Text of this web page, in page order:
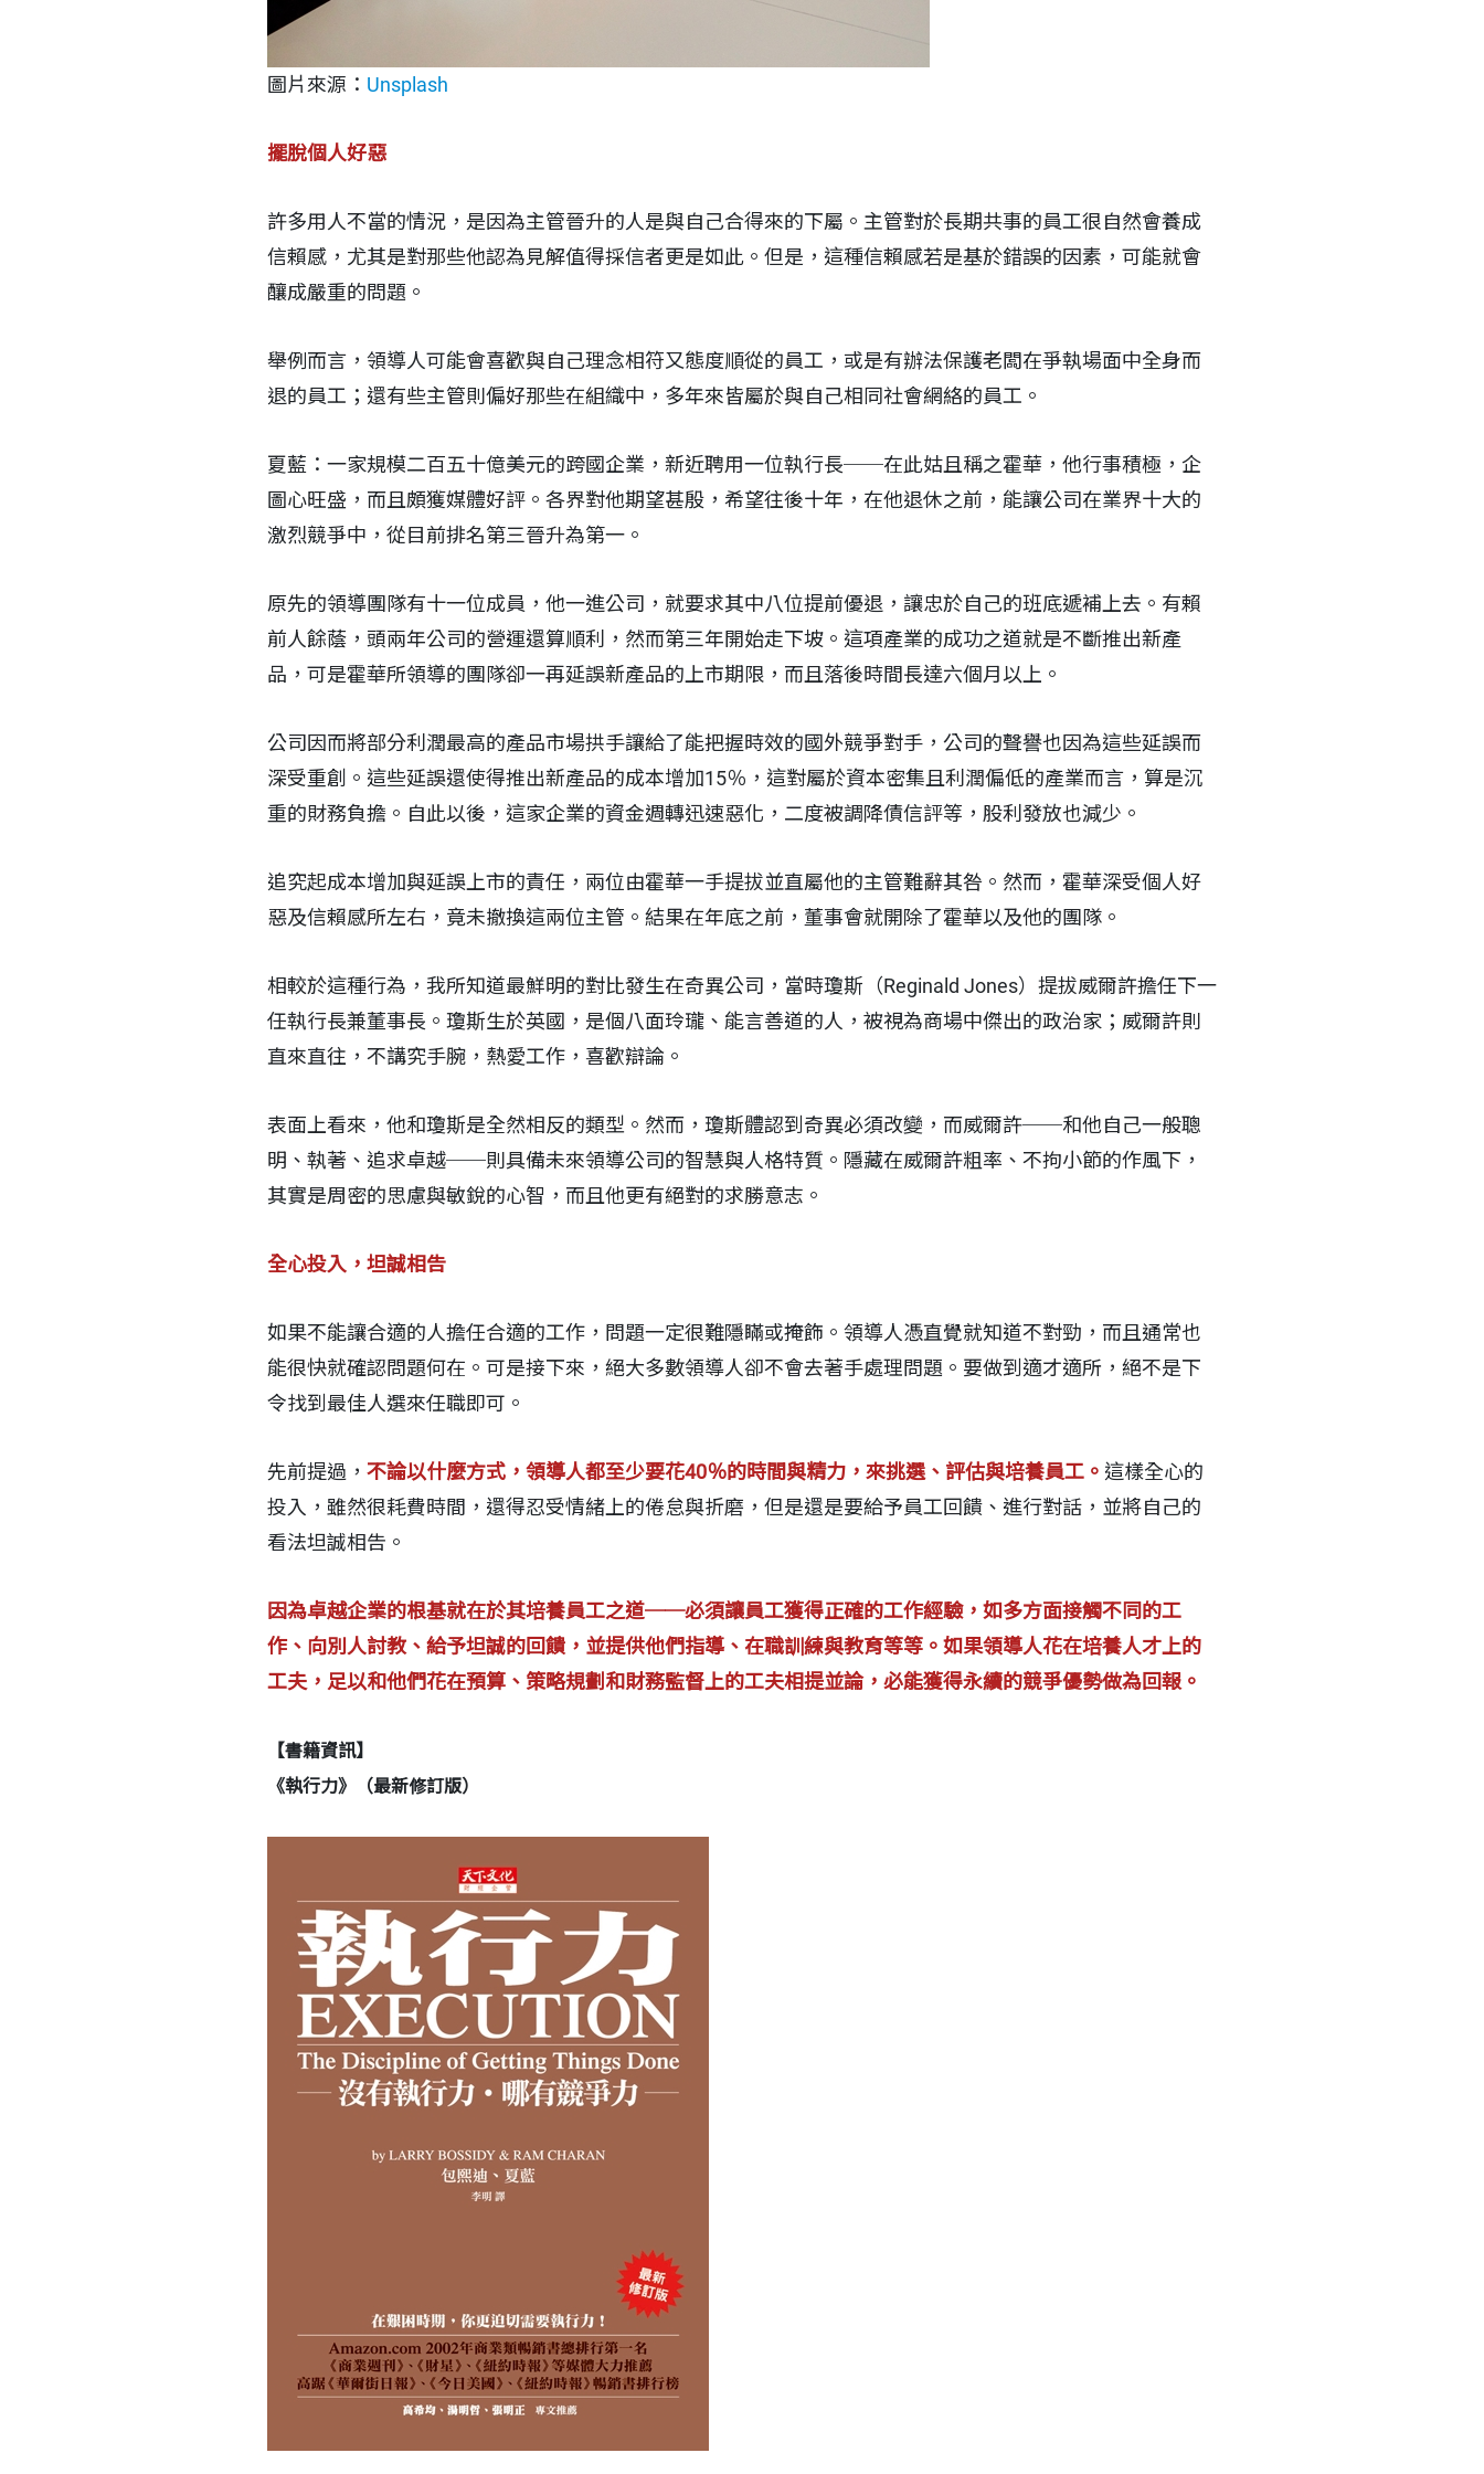
圖片來源： Unsplash
擺脫個人好惡
許多用人不當的情況，是因為主管晉升的人是與自己合得來的下屬。主管對於長期共事的員工很自然會養成
信賴感，尤其是對那些他認為見解值得採信者更是如此。但是，這種信賴感若是基於錯誤的因素，可能就會
釀成嚴重的問題。
舉例而言，領導人可能會喜歡與自己理念相符又態度順從的員工，或是有辦法保護老闆在爭執場面中全身而
退的員工；還有些主管則偏好那些在組織中，多年來皆屬於與自己相同社會網絡的員工。
夏藍：一家規模二百五十億美元的跨國企業，新近聘用一位執行長──在此姑且稱之霍華，他行事積極，企
圖心旺盛，而且頗獲媒體好評。各界對他期望甚殷，希望往後十年，在他退休之前，能讓公司在業界十大的
激烈競爭中，從目前排名第三晉升為第一。
原先的領導團隊有十一位成員，他一進公司，就要求其中八位提前優退，讓忠於自己的班底遞補上去。有賴
前人餘蔭，頭兩年公司的營運還算順利，然而第三年開始走下坡。這項產業的成功之道就是不斷推出新產
品，可是霍華所領導的團隊卻一再延誤新產品的上市期限，而且落後時間長達六個月以上。
公司因而將部分利潤最高的產品市場拱手讓給了能把握時效的國外競爭對手，公司的聲譽也因為這些延誤而
深受重創。這些延誤還使得推出新產品的成本增加15％，這對屬於資本密集且利潤偏低的產業而言，算是沉
重的財務負擔。自此以後，這家企業的資金週轉迅速惡化，二度被調降債信評等，股利發放也減少。
追究起成本增加與延誤上市的責任，兩位由霍華一手提拔並直屬他的主管難辭其咎。然而，霍華深受個人好
惡及信賴感所左右，竟未撤換這兩位主管。結果在年底之前，董事會就開除了霍華以及他的團隊。
相較於這種行為，我所知道最鮮明的對比發生在奇異公司，當時瓊斯（Reginald Jones）提拔威爾許擔任下一
任執行長兼董事長。瓊斯生於英國，是個八面玲瓏、能言善道的人，被視為商場中傑出的政治家；威爾許則
直來直往，不講究手腕，熱愛工作，喜歡辯論。
表面上看來，他和瓊斯是全然相反的類型。然而，瓊斯體認到奇異必須改變，而威爾許──和他自己一般聰
明、執著、追求卓越──則具備未來領導公司的智慧與人格特質。隱藏在威爾許粗率、不拘小節的作風下，
其實是周密的思慮與敏銳的心智，而且他更有絕對的求勝意志。
全心投入，坦誠相告
如果不能讓合適的人擔任合適的工作，問題一定很難隱瞞或掩飾。領導人憑直覺就知道不對勁，而且通常也
能很快就確認問題何在。可是接下來，絕大多數領導人卻不會去著手處理問題。要做到適才適所，絕不是下
令找到最佳人選來任職即可。
先前提過， 不論以什麼方式，領導人都至少要花40％的時間與精力，來挑選、評估與培養員工。 這樣全心的
投入，雖然很耗費時間，還得忍受情緒上的倦怠與折磨，但是還是要給予員工回饋、進行對話，並將自己的
看法坦誠相告。
因為卓越企業的根基就在於其培養員工之道──必須讓員工獲得正確的工作經驗，如多方面接觸不同的工
作、向別人討教、給予坦誠的回饋，並提供他們指導、在職訓練與教育等等。如果領導人花在培養人才上的
工夫，足以和他們花在預算、策略規劃和財務監督上的工夫相提並論，必能獲得永續的競爭優勢做為回報。
【書籍資訊】
《執行力》（最新修訂版）